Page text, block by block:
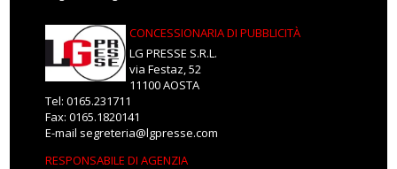
CONCESSIONARIA DI PUBBLICITÀ
LG PRESSE S.R.L.
via Festaz, 52
11100 AOSTA
Tel: 0165.231711
Fax: 0165.1820141
E-mail segreteria@lgpresse.com
RESPONSABILE DI AGENZIA